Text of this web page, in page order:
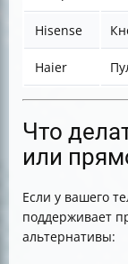
Hisense
Haier
Что
или
Если у вашего
поддерживает
альтернативы: